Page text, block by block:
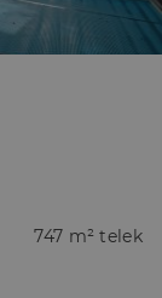
747 m² telek